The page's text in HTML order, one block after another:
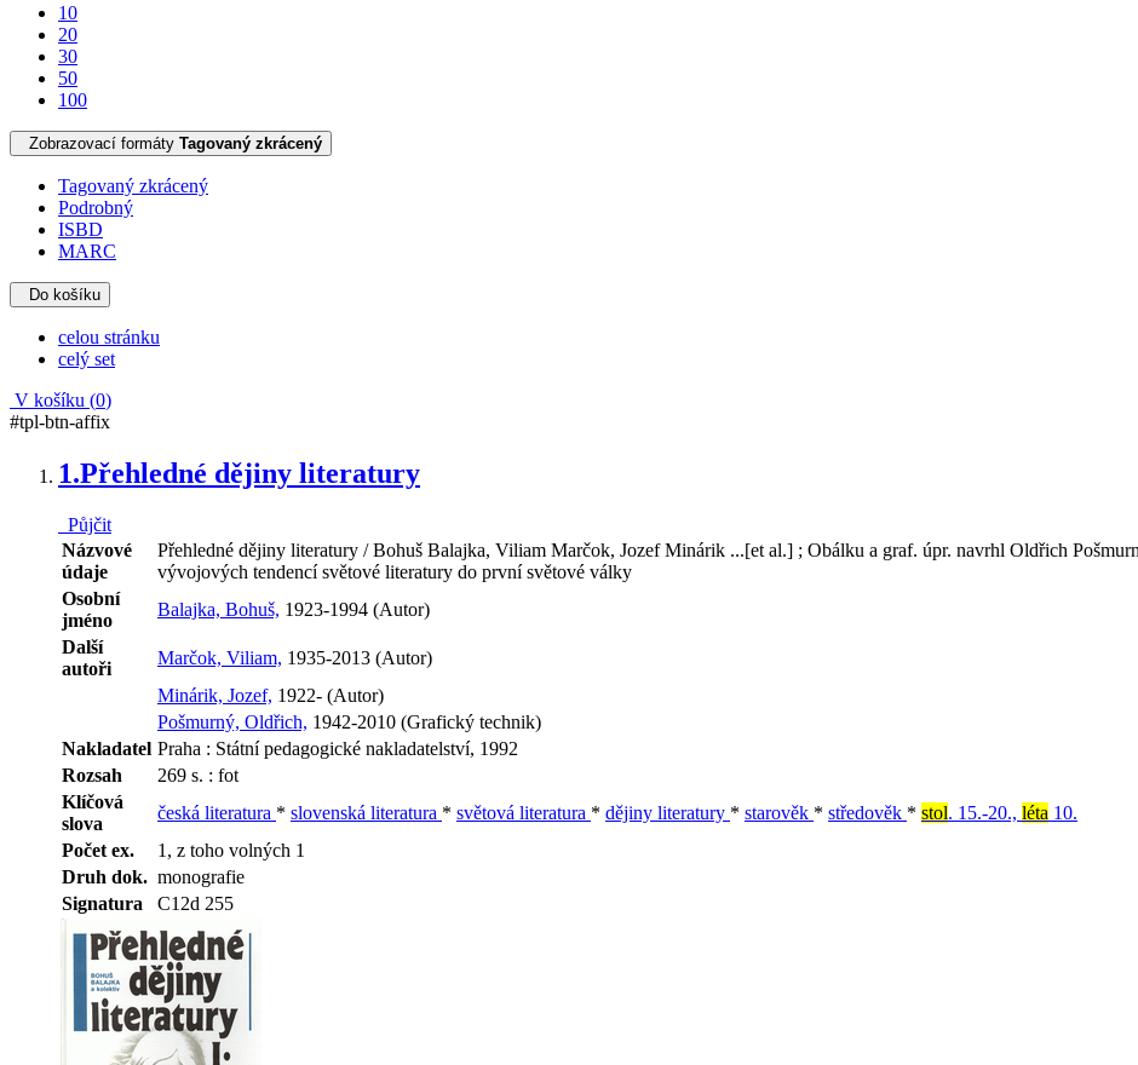
10
20
30
50
100
Zobrazovací formáty Tagovaný zkrácený
Tagovaný zkrácený
Podrobný
ISBD
MARC
Do košíku
celou stránku
celý set
V košíku (0)
#tpl-btn-affix
1.Přehledné dějiny literatury
Půjčit
Názvové
údaje
Přehledné dějiny literatury / Bohuš Balajka, Viliam Marčok, Jozef Minárik ...[et al.] ; Obálku a graf. úpr. navrhl Oldřich
vývojových tendencí světové literatury do první světové války
Osobní
jméno
Balajka, Bohuš, 1923-1994 (Autor)
Další
autoři
Marčok, Viliam, 1935-2013 (Autor)
Minárik, Jozef, 1922- (Autor)
Pošmurný, Oldřich, 1942-2010 (Grafický technik)
Nakladatel Praha : Státní pedagogické nakladatelství, 1992
Rozsah
269 s. : fot
Klíčová
slova
česká literatura * slovenská literatura * světová literatura * dějiny literatury * starověk * středověk * stol. 15.-20., léta 10.
Počet ex.
1, z toho volných 1
Druh dok. monografie
Signatura
C12d 255